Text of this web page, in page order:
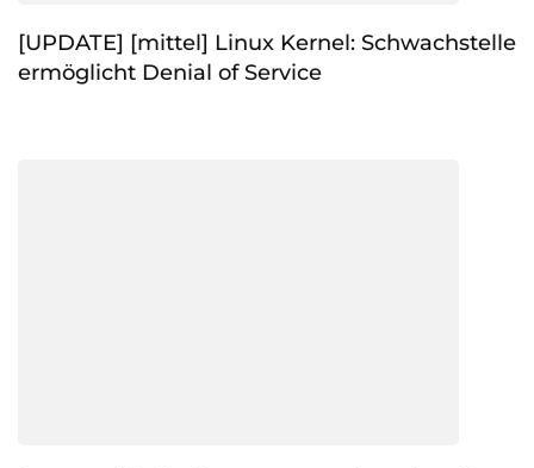
[UPDATE] [mittel] Linux Kernel: Schwachstelle
ermöglicht Denial of Service